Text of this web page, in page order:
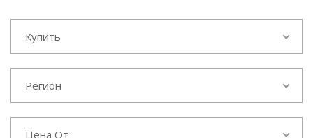
Купить
Регион
Цена От